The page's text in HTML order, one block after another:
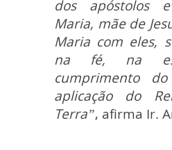
dos apóstolos
Maria, mãe de
Maria com eles,
na fé, na
cumprimento
aplicação do
Terra”, afirma Ir.